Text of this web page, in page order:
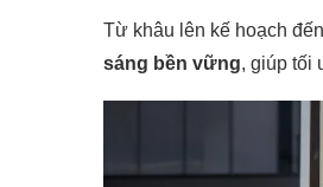
Từ khâu lên kế hoạch
sáng bền vững, giúp tối